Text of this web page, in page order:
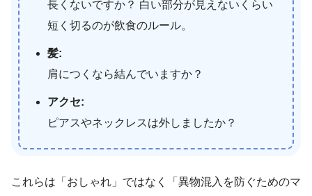
長くないですか？ 白い部分が見えないくらい
短く切るのが飲食のルール。
髪:
肩につくなら結んでいますか？
アクセ:
ピアスやネックレスは外しましたか？
これらは「おしゃれ」ではなく「異物混入を防ぐためのマ